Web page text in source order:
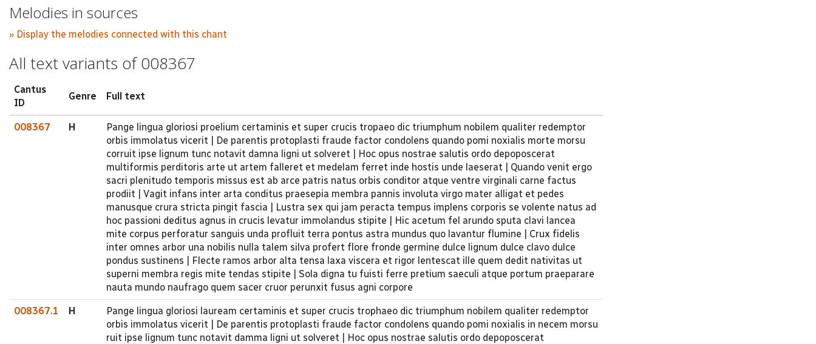
Melodies in sources
» Display the melodies connected with this chant
All text variants of 008367
Cantus
ID
Genre Full text
008367 H
Pange lingua gloriosi proelium certaminis et super crucis tropaeo dic triumphum nobilem qualiter redemptor
orbis immolatus vicerit | De parentis protoplasti fraude factor condolens quando pomi noxialis morte morsu
corruit ipse lignum tunc notavit damna ligni ut solveret | Hoc opus nostrae salutis ordo depoposcerat
multiformis perditoris arte ut artem falleret et medelam ferret inde hostis unde laeserat | Quando venit ergo
sacri plenitudo temporis missus est ab arce patris natus orbis conditor atque ventre virginali carne factus
prodiit | Vagit infans inter arta conditus praesepia membra pannis involuta virgo mater alligat et pedes
manusque crura stricta pingit fascia | Lustra sex qui jam peracta tempus implens corporis se volente natus ad
hoc passioni deditus agnus in crucis levatur immolandus stipite | Hic acetum fel arundo sputa clavi lancea
mite corpus perforatur sanguis unda profluit terra pontus astra mundus quo lavantur flumine | Crux fidelis
inter omnes arbor una nobilis nulla talem silva profert flore fronde germine dulce lignum dulce clavo dulce
pondus sustinens | Flecte ramos arbor alta tensa laxa viscera et rigor lentescat ille quem dedit nativitas ut
superni membra regis mite tendas stipite | Sola digna tu fuisti ferre pretium saeculi atque portum praeparare
nauta mundo naufrago quem sacer cruor perunxit fusus agni corpore
008367.1 H
Pange lingua gloriosi lauream certaminis et super crucis trophaeo dic triumphum nobilem qualiter redemptor
orbis immolatus vicerit | De parentis protoplasti fraude factor condolens quando pomi noxialis in necem morsu
ruit ipse lignum tunc notavit damma ligni ut solveret | Hoc opus nostrae salutis ordo depoposcerat